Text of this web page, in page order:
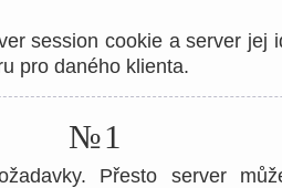
session cookie a server jej
pro daného klienta.
№1
Přesto server